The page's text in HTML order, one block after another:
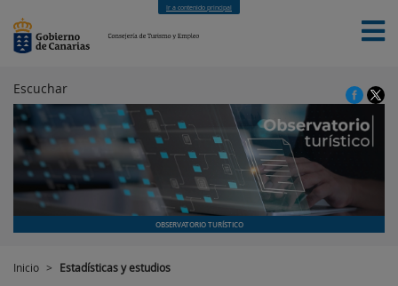
Ir a contenido principal
INICIO LA CONSEJERÍA EL GOBIERNO
SEDE
NOTICIAS
CONTACTO
Escuchar
OBSERVATORIO TURÍSTICO
Inicio > Estadísticas y estudios